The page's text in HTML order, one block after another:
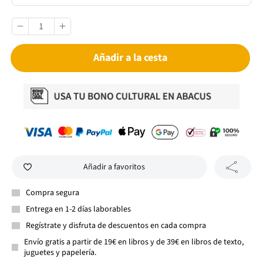
Añadir a la cesta
Añadir a favoritos
Compra segura
Entrega en 1-2 días laborables
Regístrate y disfruta de descuentos en cada compra
Envío gratis a partir de 19€ en libros y de 39€ en libros de texto,
juguetes y papelería.